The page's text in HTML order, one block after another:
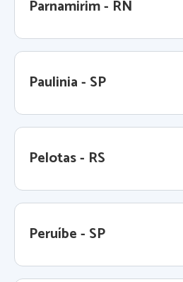
Parnamirim - RN
Paulinia - SP
Pelotas - RS
Peruíbe - SP